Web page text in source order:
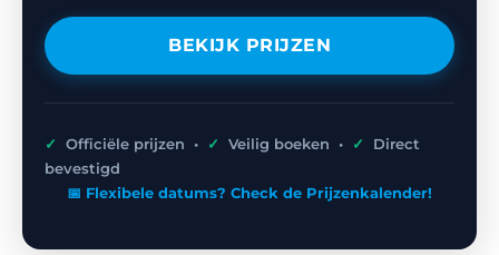
BEKIJK PRIJZEN
✓ Officiële prijzen • ✓ Veilig boeken • ✓
Direct
bevestigd
📅 Flexibele datums? Check de Prijzenkalender!